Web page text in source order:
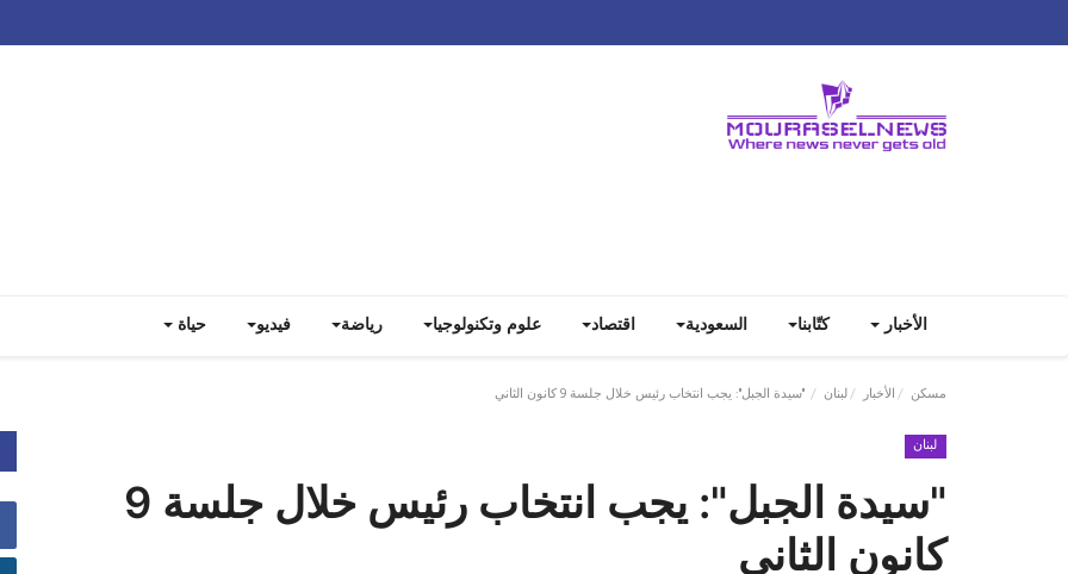
الأخبار كتّابنا السعودية اقتصاد علوم وتكنولوجيا رياضة فيديو حياة
مسكن الأخبار لبنان ‏"سيدة الجبل": يجب انتخاب رئيس خلال جلسة 9 كانون الثاني
لبنان
‏"سيدة الجبل": يجب انتخاب رئيس خلال جلسة 9
كانون الثاني